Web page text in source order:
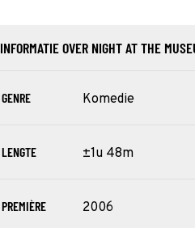
INFORMATIE OVER NIGHT AT THE
GENRE Komedie
LENGTE ±1u 48m
PREMIÈRE 2006